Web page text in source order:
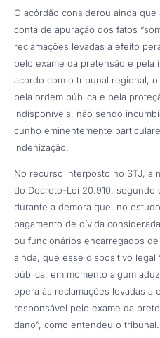
O acórdão considerou ainda
conta de apuração dos fatos
reclamações levadas a efeito
pelo exame da pretensão e pela
acordo com o tribunal regional,
pela ordem pública e pela
indisponíveis, não sendo
cunho eminentemente
indenização.
No recurso interposto no STJ, a
do Decreto-Lei 20.910, segundo
durante a demora que, no
pagamento de dívida
ou funcionários encarregados
ainda, que esse dispositivo legal
pública, em momento algum
opera às reclamações levadas a
responsável pelo exame da
dano”, como entendeu o tribunal.